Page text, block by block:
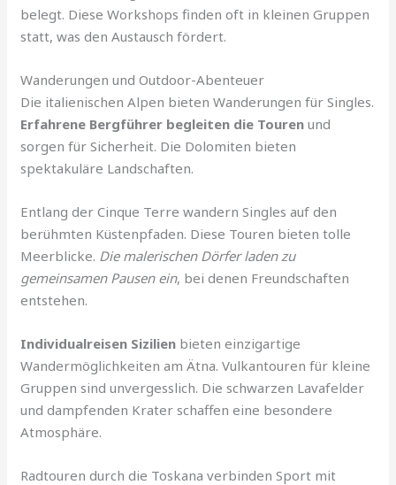
belegt. Diese Workshops finden oft in kleinen Gruppen
statt, was den Austausch fördert.
Wanderungen und Outdoor-Abenteuer
Die italienischen Alpen bieten Wanderungen für Singles.
Erfahrene Bergführer begleiten die Touren und
sorgen für Sicherheit. Die Dolomiten bieten
spektakuläre Landschaften.
Entlang der Cinque Terre wandern Singles auf den
berühmten Küstenpfaden. Diese Touren bieten tolle
Meerblicke. Die malerischen Dörfer laden zu
gemeinsamen Pausen ein, bei denen Freundschaften
entstehen.
Individualreisen Sizilien bieten einzigartige
Wandermöglichkeiten am Ätna. Vulkantouren für kleine
Gruppen sind unvergesslich. Die schwarzen Lavafelder
und dampfenden Krater schaffen eine besondere
Atmosphäre.
Radtouren durch die Toskana verbinden Sport mit